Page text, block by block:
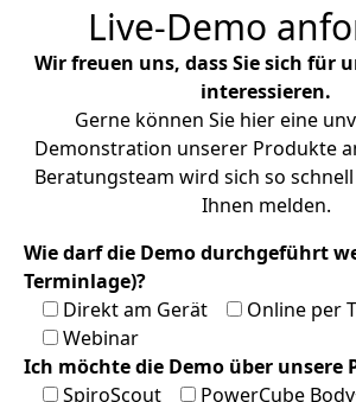
Live-Demo
Wir freuen uns, dass Sie sich für
interessieren.
Gerne können Sie hier eine
Demonstration unserer Produkte
Beratungsteam wird sich so
Ihnen melden.
Wie darf die Demo durchgeführt
Terminlage)?
Direkt am Gerät
Online per
Webinar
Ich möchte die Demo über unsere
SpiroScout
PowerCube